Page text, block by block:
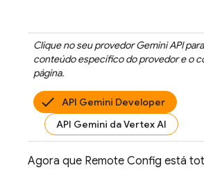
Clique no seu provedorGemini API
conteúdo específico do provedor e o
página.
API Gemini Developer
API Gemini da Vertex AI
Agora que Remote Config está